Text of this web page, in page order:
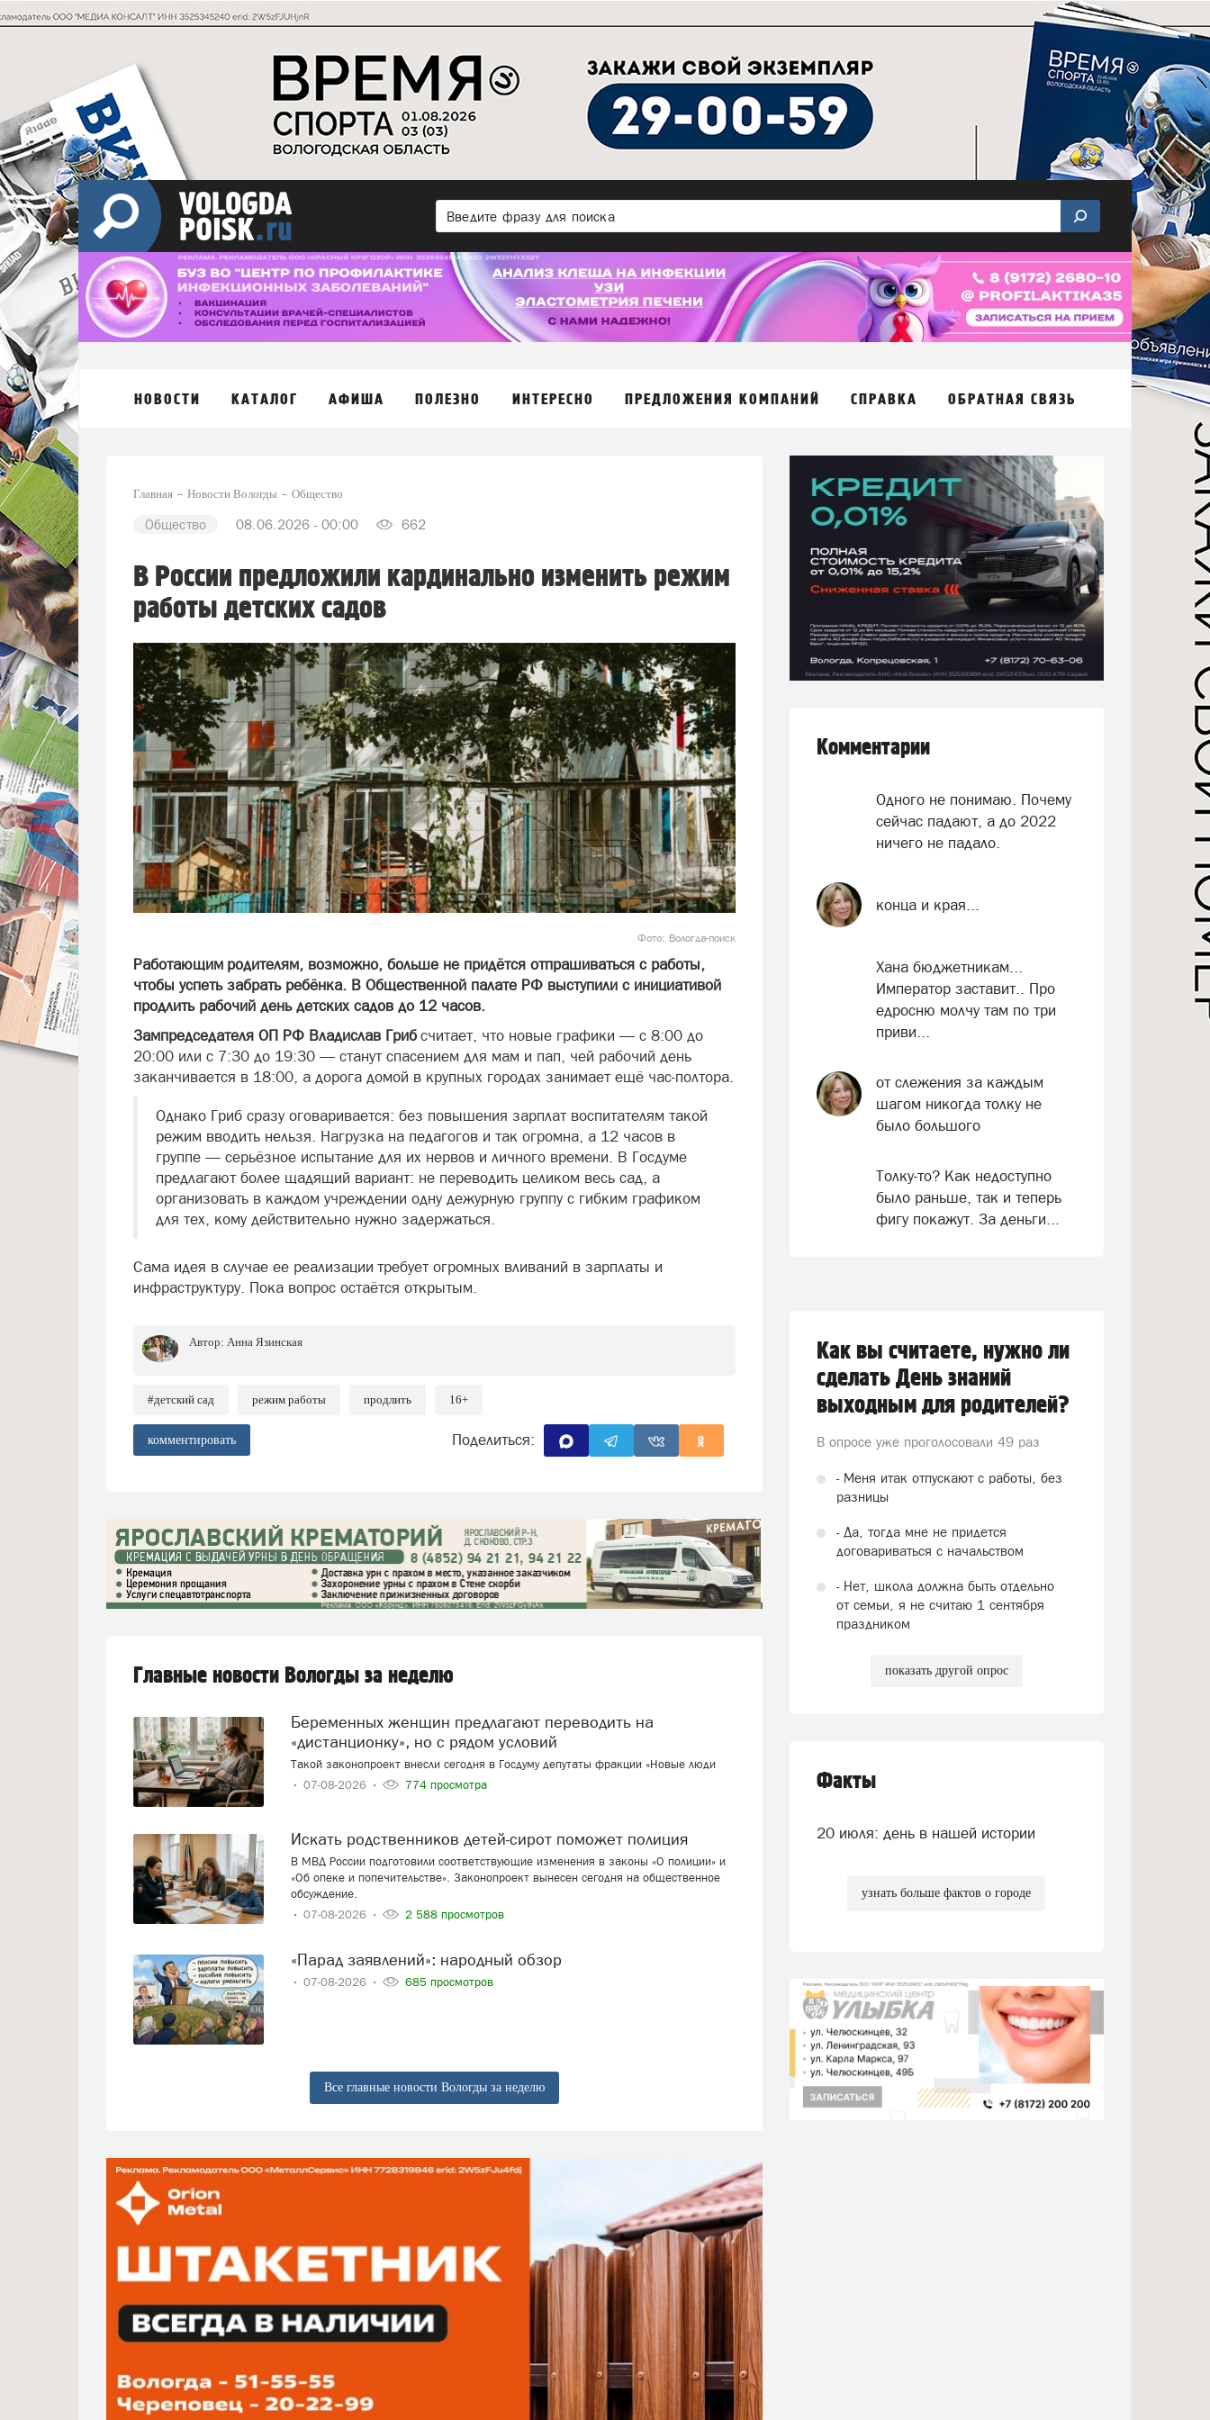
НОВОСТИ КАТАЛОГ АФИША ПОЛЕЗНО ИНТЕРЕСНО ПРЕДЛОЖЕНИЯ КОМПАНИЙ СПРАВКА ОБРАТНАЯ СВЯЗЬ
Главная Новости Вологды Общество
Общество 08.06.2026 - 00:00 662
В России предложили кардинально изменить режим
работы детских садов
Фото: Вологда-поиск
Работающим родителям, возможно, больше не придётся отпрашиваться с работы,
чтобы успеть забрать ребёнка. В Общественной палате РФ выступили с инициативой
продлить рабочий день детских садов до 12 часов.
Зампредседателя ОП РФ Владислав Гриб считает, что новые графики — с 8:00 до
20:00 или с 7:30 до 19:30 — станут спасением для мам и пап, чей рабочий день
заканчивается в 18:00, а дорога домой в крупных городах занимает ещё час-полтора.
Однако Гриб сразу оговаривается: без повышения зарплат воспитателям такой
режим вводить нельзя. Нагрузка на педагогов и так огромна, а 12 часов в
группе — серьёзное испытание для их нервов и личного времени. В Госдуме
предлагают более щадящий вариант: не переводить целиком весь сад, а
организовать в каждом учреждении одну дежурную группу с гибким графиком
для тех, кому действительно нужно задержаться.
Сама идея в случае ее реализации требует огромных вливаний в зарплаты и
инфраструктуру. Пока вопрос остаётся открытым.
Автор: Анна Язинская
#детский сад режим работы продлить 16+
комментировать Поделиться:
Главные новости Вологды за неделю
Беременных женщин предлагают переводить на
«дистанционку», но с рядом условий
Такой законопроект внесли сегодня в Госдуму депутаты фракции «Новые люди
07-08-2026
774 просмотра
Искать родственников детей-сирот поможет полиция
В МВД России подготовили соответствующие изменения в законы «О полиции» и
«Об опеке и попечительстве». Законопроект вынесен сегодня на общественное
обсуждение.
07-08-2026
2 588 просмотров
«Парад заявлений»: народный обзор
07-08-2026 685 просмотров
Все главные новости Вологды за неделю
Комментарии
Одного не понимаю. Почему
сейчас падают, а до 2022
ничего не падало.
конца и края...
Хана бюджетникам...
Император заставит.. Про
едросню молчу там по три
приви...
от слежения за каждым
шагом никогда толку не
было большого
Толку-то? Как недоступно
было раньше, так и теперь
фигу покажут. За деньги...
Как вы считаете, нужно ли
сделать День знаний
выходным для родителей?
В опросе уже проголосовали 49 раз
- Меня итак отпускают с работы, без
разницы
- Да, тогда мне не придется
договариваться с начальством
- Нет, школа должна быть отдельно
от семьи, я не считаю 1 сентября
праздником
показать другой опрос
Факты
20 июля: день в нашей истории
узнать больше фактов о городе